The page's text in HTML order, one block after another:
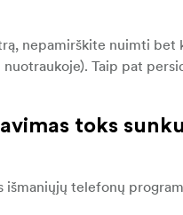
nepamirškite nuimti
Taip pat
toks
išmaniųjų telefonų